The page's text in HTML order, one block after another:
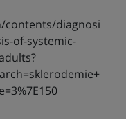
contents/diagnosi
of-systemic-